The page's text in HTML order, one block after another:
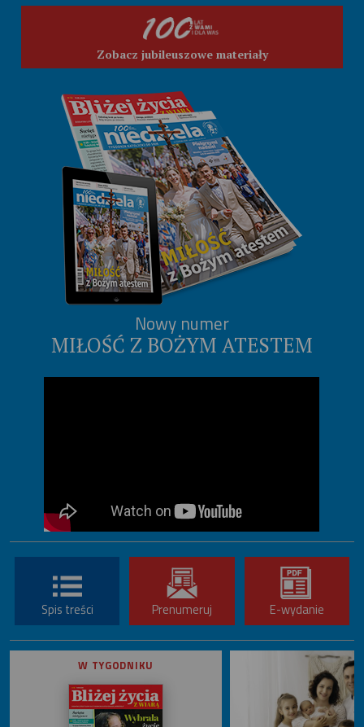
Zobacz jubileuszowe materiały
Nowy numer
MIŁOŚĆ Z BOŻYM ATESTEM
Spis treści Prenumeruj E-wydanie
W TYGODNIKU